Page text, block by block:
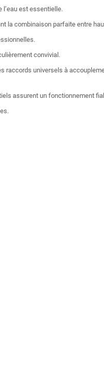
l’eau est essentielle.
la combinaison parfaite entre
convivial.
universels à
assurent un fonctionnement